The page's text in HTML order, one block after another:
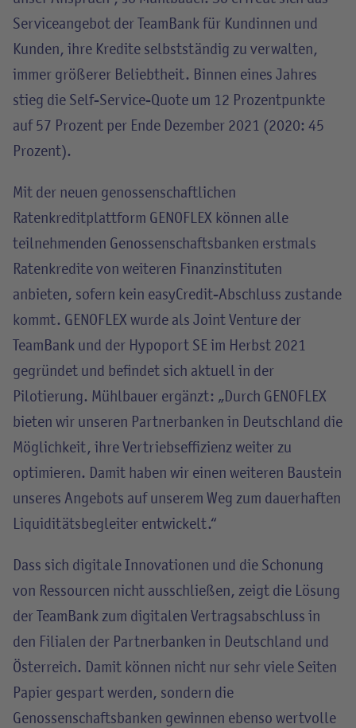
Serviceangebot der TeamBank für Kundinnen und
Kunden, ihre Kredite selbstständig zu verwalten,
immer größerer Beliebtheit. Binnen eines Jahres
stieg die Self-Service-Quote um 12 Prozentpunkte
auf 57 Prozent per Ende Dezember 2021 (2020: 45
Prozent).
Mit der neuen genossenschaftlichen
Ratenkreditplattform GENOFLEX können alle
teilnehmenden Genossenschaftsbanken erstmals
Ratenkredite von weiteren Finanzinstituten
anbieten, sofern kein easyCredit-Abschluss zustande
kommt. GENOFLEX wurde als Joint Venture der
TeamBank und der Hypoport SE im Herbst 2021
gegründet und befindet sich aktuell in der
Pilotierung. Mühlbauer ergänzt: „Durch GENOFLEX
bieten wir unseren Partnerbanken in Deutschland die
Möglichkeit, ihre Vertriebseffizienz weiter zu
optimieren. Damit haben wir einen weiteren Baustein
unseres Angebots auf unserem Weg zum dauerhaften
Liquiditätsbegleiter entwickelt.“
Dass sich digitale Innovationen und die Schonung
von Ressourcen nicht ausschließen, zeigt die Lösung
der TeamBank zum digitalen Vertragsabschluss in
den Filialen der Partnerbanken in Deutschland und
Österreich. Damit können nicht nur sehr viele Seiten
Papier gespart werden, sondern die
Genossenschaftsbanken gewinnen ebenso wertvolle